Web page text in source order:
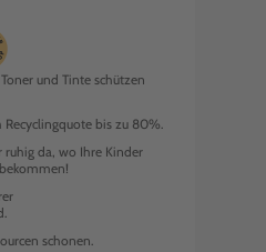
und Tinte schützen
bis zu 80%.
ruhig da, wo Ihre Kinder
schonen.